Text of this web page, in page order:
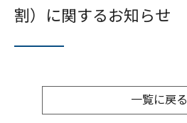
割）に関するお知らせ
一覧に戻る